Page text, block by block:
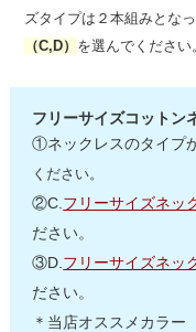
ズタイプは２本組みとな
（C,D） を選んでください
フリーサイズコットン
①ネックレスのタイプ
ください。
②C. フリーサイズネッ
ださい。
③D. フリーサイズネッ
ださい。
＊当店オススメカラー